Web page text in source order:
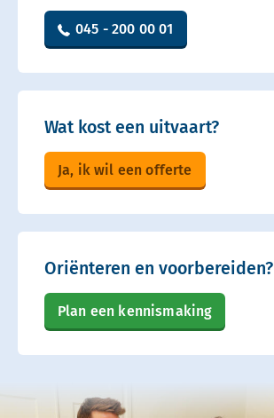
045 - 200 00 01
Wat kost een uitvaart?
Ja, ik wil een offerte
Oriënteren en voorbereiden?
Plan een kennismaking